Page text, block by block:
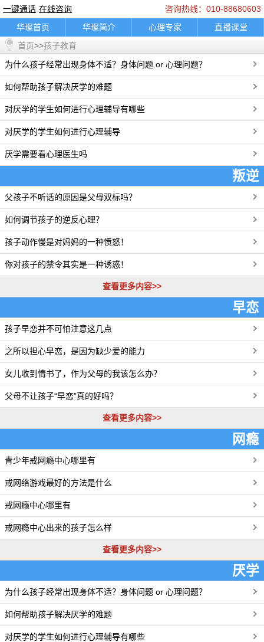
一键通话 在线咨询
咨询热线：010-88680603
华璨首页
华璨简介 心理专家
直播课堂
精彩推荐
联系我们
婚烟情感 孩子教育
职场人际
情绪调节
通知公告
首页>>孩子教育
为什么孩子经常出现身体不适？身体问题 or 心理问题？
如何帮助孩子解决厌学的难题
对厌学的学生如何进行心理辅导有哪些
对厌学的学生如何进行心理辅导
厌学需要看心理医生吗
叛逆
更多>>
父孩子不听话的原因是父母双标吗？
如何调节孩子的逆反心理？
孩子动作慢是对妈妈的一种愤怒！
你对孩子的禁令其实是一种诱惑！
查看更多内容>>
早恋
更多>>
孩子早恋并不可怕注意这几点
之所以担心早恋，是因为缺少爱的能力
女儿收到情书了，作为父母的我该怎么办？
父母不让孩子“早恋”真的好吗？
查看更多内容>>
网瘾
更多>>
青少年戒网瘾中心哪里有
戒网络游戏最好的方法是什么
戒网瘾中心哪里有
戒网瘾中心出来的孩子怎么样
查看更多内容>>
厌学
更多>>
为什么孩子经常出现身体不适？身体问题 or 心理问题？
如何帮助孩子解决厌学的难题
对厌学的学生如何进行心理辅导有哪些